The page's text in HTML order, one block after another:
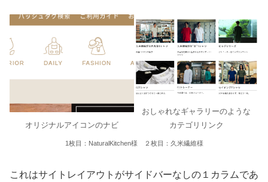
オリジナルアイコンのナビ
おしゃれなギャラリーのような
カテゴリリンク
1枚目：NaturalKitchen様 ２枚目：久米繊維様
これはサイトレイアウトがサイドバーなしの１カラムであ